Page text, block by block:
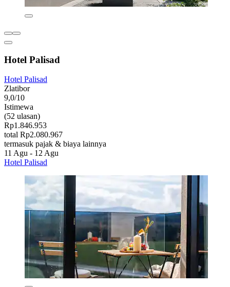
Hotel Palisad
Hotel Palisad
Zlatibor
9,0/10
Istimewa
(52 ulasan)
Rp1.846.953
total Rp2.080.967
termasuk pajak & biaya lainnya
11 Agu - 12 Agu
Hotel Palisad